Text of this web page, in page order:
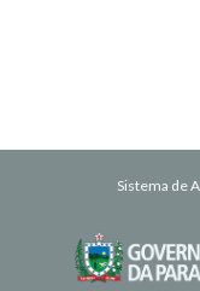
Sistema de